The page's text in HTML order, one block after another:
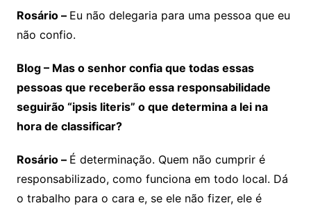
Rosário – Eu não delegaria para uma pessoa que eu
não confio.
Blog – Mas o senhor confia que todas essas
pessoas que receberão essa responsabilidade
seguirão “ipsis literis” o que determina a lei na
hora de classificar?
Rosário – É determinação. Quem não cumprir é
responsabilizado, como funciona em todo local. Dá
o trabalho para o cara e, se ele não fizer, ele é